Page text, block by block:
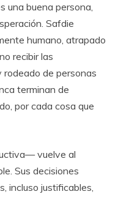
una buena persona,
Safdie
humano, atrapado
recibir las
de personas
terminan de
por cada cosa que
vuelve al
Sus decisiones
incluso justificables,